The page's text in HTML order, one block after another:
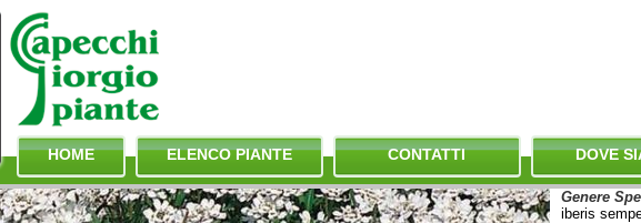
HOME ELENCO PIANTE CONTATTI DOVE
Genere
iberis